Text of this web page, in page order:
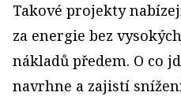
Takové projekty
za energie bez
nákladů předem. O co
navrhne a zajistí